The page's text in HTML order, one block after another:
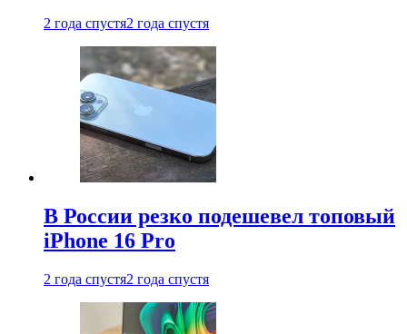
2 года спустя2 года спустя
В России резко подешевел топовый
iPhone 16 Pro
2 года спустя2 года спустя